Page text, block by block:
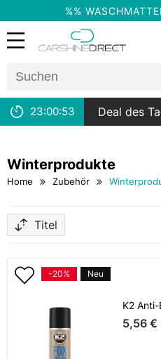
%%
23:00:53 Deal des
Winterprodukte
Home Zubehör
Titel
-20% Neu
K2
5,56 €